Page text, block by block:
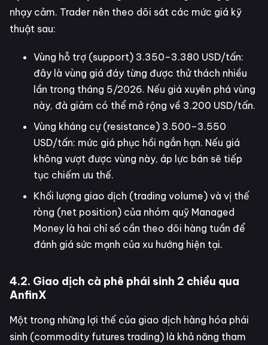
nhạy cảm. Trader nên theo dõi sát các mức giá kỹ
thuật sau:
Vùng hỗ trợ (support) 3.350–3.380 USD/tấn:
đây là vùng giá đáy từng được thử thách nhiều
lần trong tháng 5/2026. Nếu giá xuyên phá vùng
này, đà giảm có thể mở rộng về 3.200 USD/tấn.
Vùng kháng cự (resistance) 3.500–3.550
USD/tấn: mức giá phục hồi ngắn hạn. Nếu giá
không vượt được vùng này, áp lực bán sẽ tiếp
tục chiếm ưu thế.
Khối lượng giao dịch (trading volume) và vị thế
ròng (net position) của nhóm quỹ Managed
Money là hai chỉ số cần theo dõi hàng tuần để
đánh giá sức mạnh của xu hướng hiện tại.
4.2. Giao dịch cà phê phái sinh 2 chiều qua
AnfinX
Một trong những lợi thế của giao dịch hàng hóa phái
sinh (commodity futures trading) là khả năng tham